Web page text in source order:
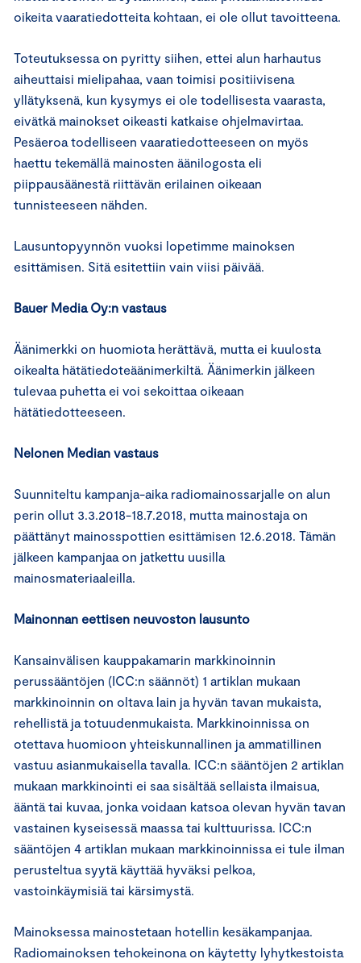
oikeita vaaratiedotteita kohtaan, ei ole ollut tavoitteena.
Toteutuksessa on pyritty siihen, ettei alun harhautus
aiheuttaisi mielipahaa, vaan toimisi positiivisena
yllätyksenä, kun kysymys ei ole todellisesta vaarasta,
eivätkä mainokset oikeasti katkaise ohjelmavirtaa.
Pesäeroa todelliseen vaaratiedotteeseen on myös
haettu tekemällä mainosten äänilogosta eli
piippausäänestä riittävän erilainen oikeaan
tunnisteeseen nähden.
Lausuntopyynnön vuoksi lopetimme mainoksen
esittämisen. Sitä esitettiin vain viisi päivää.
Bauer Media Oy:n vastaus
Äänimerkki on huomiota herättävä, mutta ei kuulosta
oikealta hätätiedoteäänimerkiltä. Äänimerkin jälkeen
tulevaa puhetta ei voi sekoittaa oikeaan
hätätiedotteeseen.
Nelonen Median vastaus
Suunniteltu kampanja-aika radiomainossarjalle on alun
perin ollut 3.3.2018-18.7.2018, mutta mainostaja on
päättänyt mainosspottien esittämisen 12.6.2018. Tämän
jälkeen kampanjaa on jatkettu uusilla
mainosmateriaaleilla.
Mainonnan eettisen neuvoston lausunto
Kansainvälisen kauppakamarin markkinoinnin
perussääntöjen (ICC:n säännöt) 1 artiklan mukaan
markkinoinnin on oltava lain ja hyvän tavan mukaista,
rehellistä ja totuudenmukaista. Markkinoinnissa on
otettava huomioon yhteiskunnallinen ja ammatillinen
vastuu asianmukaisella tavalla. ICC:n sääntöjen 2 artiklan
mukaan markkinointi ei saa sisältää sellaista ilmaisua,
ääntä tai kuvaa, jonka voidaan katsoa olevan hyvän tavan
vastainen kyseisessä maassa tai kulttuurissa. ICC:n
sääntöjen 4 artiklan mukaan markkinoinnissa ei tule ilman
perusteltua syytä käyttää hyväksi pelkoa,
vastoinkäymisiä tai kärsimystä.
Mainoksessa mainostetaan hotellin kesäkampanjaa.
Radiomainoksen tehokeinona on käytetty lyhytkestoista